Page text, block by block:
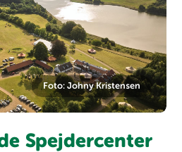
Spejdercenter
Foto: Johny Kristensen